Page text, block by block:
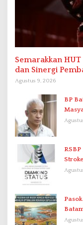
Semarakkan HUT
dan Sinergi
Pembangunan
Agustus 9, 2026
BP
Bijak